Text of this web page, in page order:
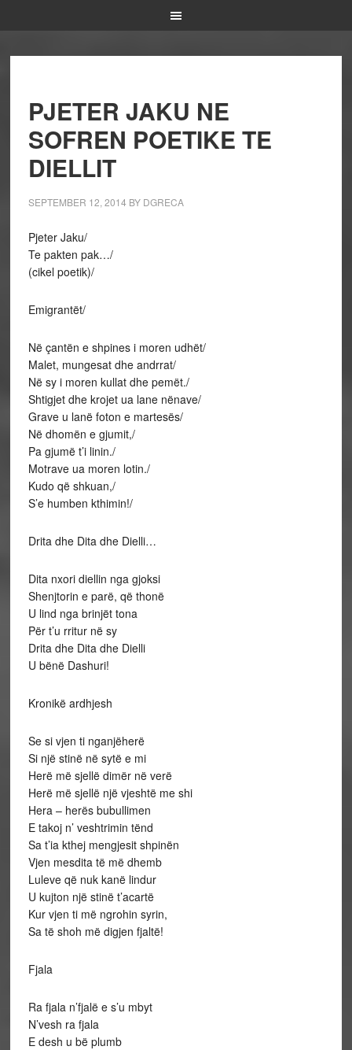
PJETER JAKU NE
SOFREN POETIKE TE
DIELLIT
SEPTEMBER 12, 2014 BY DGRECA
Pjeter Jaku/
Te pakten pak…/
(cikel poetik)/
Emigrantët/
Në çantën e shpines i moren udhët/
Malet, mungesat dhe andrrat/
Në sy i moren kullat dhe pemët./
Shtigjet dhe krojet ua lane nënave/
Grave u lanë foton e martesës/
Në dhomën e gjumit,/
Pa gjumë t’i linin./
Motrave ua moren lotin./
Kudo që shkuan,/
S’e humben kthimin!/
Drita dhe Dita dhe Dielli…
Dita nxori diellin nga gjoksi
Shenjtorin e parë, që thonë
U lind nga brinjët tona
Për t’u rritur në sy
Drita dhe Dita dhe Dielli
U bënë Dashuri!
Kronikë ardhjesh
Se si vjen ti nganjëherë
Si një stinë në sytë e mi
Herë më sjellë dimër në verë
Herë më sjellë një vjeshtë me shi
Hera – herës bubullimen
E takoj n’ veshtrimin tënd
Sa t’ia kthej mengjesit shpinën
Vjen mesdita të më dhemb
Luleve që nuk kanë lindur
U kujton një stinë t’acartë
Kur vjen ti më ngrohin syrin,
Sa të shoh më digjen fjaltë!
Fjala
Ra fjala n’fjalë e s’u mbyt
N’vesh ra fjala
E desh u bë plumb